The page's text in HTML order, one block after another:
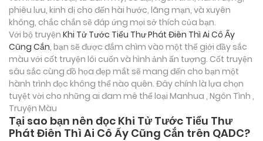
phiêu lưu, kinh dị cho đến hài hước, lãng mạn, và xuyên
không, chắc chắn sẽ đáp ứng mọi sở thích của bạn.
Với bộ truyện Khi Tử Tước Tiểu Thư Phát Điên Thì Ai Cô Ấy
Cũng Cắn, bạn sẽ được đắm chìm vào một thế giới đầy sắc
màu với cốt truyện lôi cuốn và hình ảnh ấn tượng. Cốt truyện
sâu sắc cùng đồ họa đẹp mắt sẽ mang đến cho bạn một
hành trình đọc không thể nào quên. Đây chính là lựa chọn
tuyệt vời cho những ai đam mê thể loại Manhua , Ngôn Tình ,
Truyện Màu
Tại sao bạn nên đọc Khi Tử Tước Tiểu Thư
Phát Điên Thì Ai Cô Ấy Cũng Cắn trên QADC?